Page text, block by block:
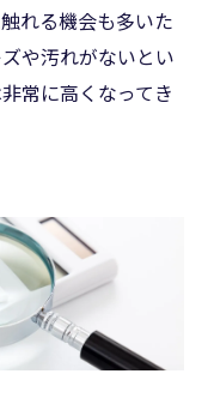
れる機会も多いた
や汚れがないとい
常に高くなってき